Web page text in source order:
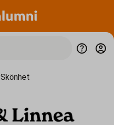
Skönhet